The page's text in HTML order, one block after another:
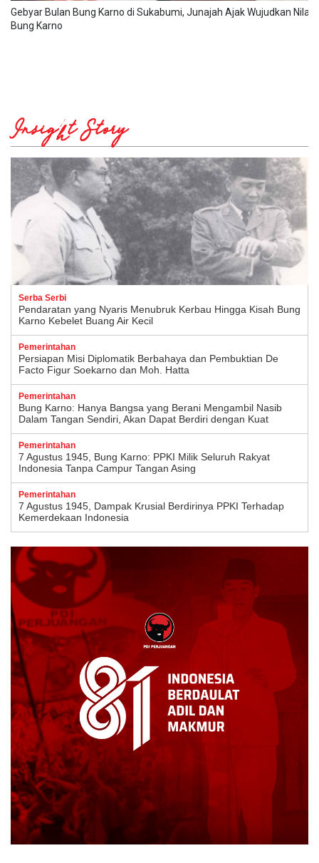
Gebyar Bulan Bung Karno di Sukabumi, Junajah Ajak Wujudkan
Bung Karno
Insight Story
Serba Serbi
Pendaratan yang Nyaris Menubruk Kerbau Hingga Kisah Bung
Karno Kebelet Buang Air Kecil
Pemerintahan
Persiapan Misi Diplomatik Berbahaya dan Pembuktian De
Facto Figur Soekarno dan Moh. Hatta
Pemerintahan
Bung Karno: Hanya Bangsa yang Berani Mengambil Nasib
Dalam Tangan Sendiri, Akan Dapat Berdiri dengan Kuat
Pemerintahan
7 Agustus 1945, Bung Karno: PPKI Milik Seluruh Rakyat
Indonesia Tanpa Campur Tangan Asing
Pemerintahan
7 Agustus 1945, Dampak Krusial Berdirinya PPKI Terhadap
Kemerdekaan Indonesia